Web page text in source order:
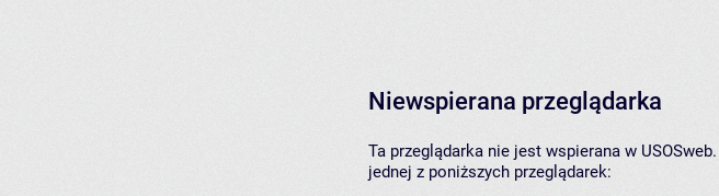
Niewspierana przeglądarka
Ta przeglądarka nie jest wspierana w
jednej z poniższych przeglądarek: